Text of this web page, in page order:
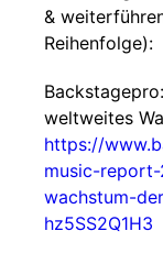
&
Reihenfolge):
weltweites
https://
music-
wachstum-
hz5SS2Q1H3